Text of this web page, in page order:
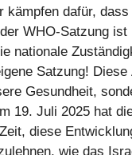
kämpfen dafür,
WHO-Satzung
nationale
Satzung! Diese
Gesundheit,
19. Juli 2025 hat
diese
wie das